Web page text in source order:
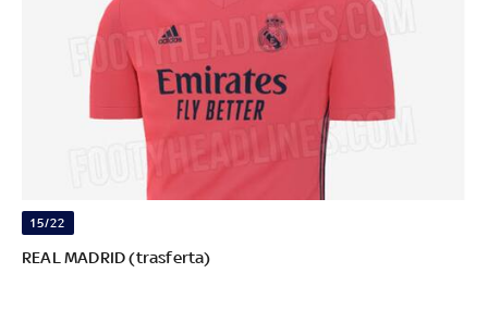
15/22
REAL MADRID (trasferta)